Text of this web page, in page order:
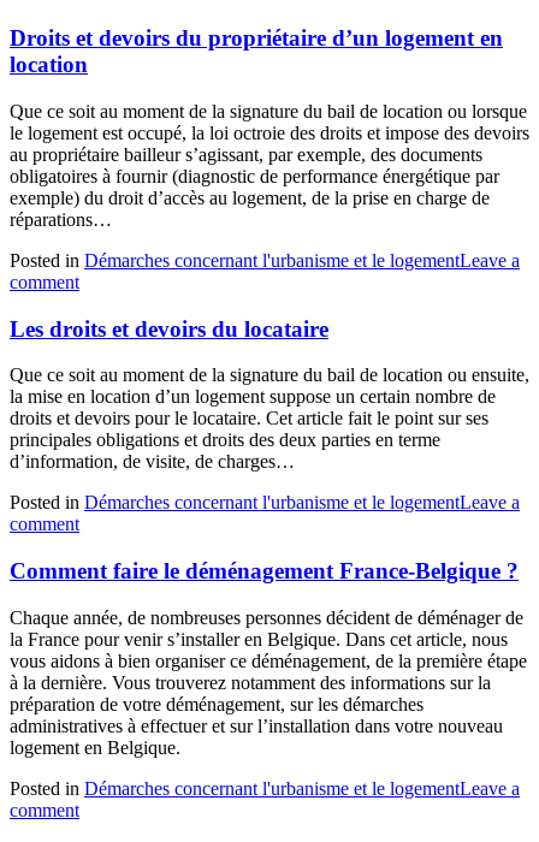
Droits et devoirs du propriétaire d’un logement en
location
Que ce soit au moment de la signature du bail de location ou lorsque
le logement est occupé, la loi octroie des droits et impose des devoirs
au propriétaire bailleur s’agissant, par exemple, des documents
obligatoires à fournir (diagnostic de performance énergétique par
exemple) du droit d’accès au logement, de la prise en charge de
réparations…
Posted in Démarches concernant l'urbanisme et le logementLeave a
comment
Les droits et devoirs du locataire
Que ce soit au moment de la signature du bail de location ou ensuite,
la mise en location d’un logement suppose un certain nombre de
droits et devoirs pour le locataire. Cet article fait le point sur ses
principales obligations et droits des deux parties en terme
d’information, de visite, de charges…
Posted in Démarches concernant l'urbanisme et le logementLeave a
comment
Comment faire le déménagement France-Belgique ?
Chaque année, de nombreuses personnes décident de déménager de
la France pour venir s’installer en Belgique. Dans cet article, nous
vous aidons à bien organiser ce déménagement, de la première étape
à la dernière. Vous trouverez notamment des informations sur la
préparation de votre déménagement, sur les démarches
administratives à effectuer et sur l’installation dans votre nouveau
logement en Belgique.
Posted in Démarches concernant l'urbanisme et le logementLeave a
comment